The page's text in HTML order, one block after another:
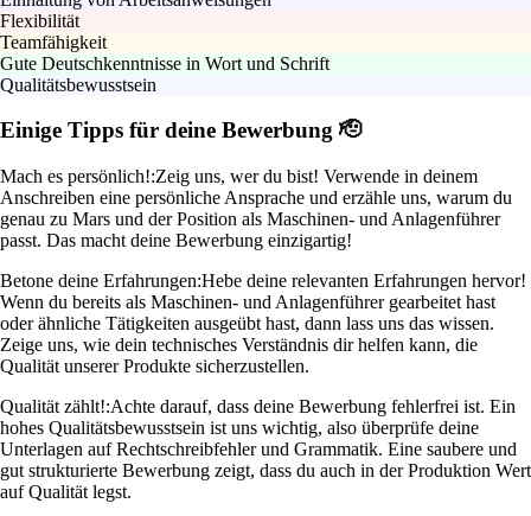
Flexibilität
Teamfähigkeit
Gute Deutschkenntnisse in Wort und Schrift
Qualitätsbewusstsein
Einige Tipps für deine Bewerbung 🫡
Mach es persönlich!:Zeig uns, wer du bist! Verwende in deinem
Anschreiben eine persönliche Ansprache und erzähle uns, warum du
genau zu Mars und der Position als Maschinen- und Anlagenführer
passt. Das macht deine Bewerbung einzigartig!
Betone deine Erfahrungen:Hebe deine relevanten Erfahrungen hervor!
Wenn du bereits als Maschinen- und Anlagenführer gearbeitet hast
oder ähnliche Tätigkeiten ausgeübt hast, dann lass uns das wissen.
Zeige uns, wie dein technisches Verständnis dir helfen kann, die
Qualität unserer Produkte sicherzustellen.
Qualität zählt!:Achte darauf, dass deine Bewerbung fehlerfrei ist. Ein
hohes Qualitätsbewusstsein ist uns wichtig, also überprüfe deine
Unterlagen auf Rechtschreibfehler und Grammatik. Eine saubere und
gut strukturierte Bewerbung zeigt, dass du auch in der Produktion Wert
auf Qualität legst.